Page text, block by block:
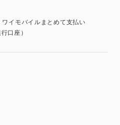
ワイモバイルまとめて支払い
口座）